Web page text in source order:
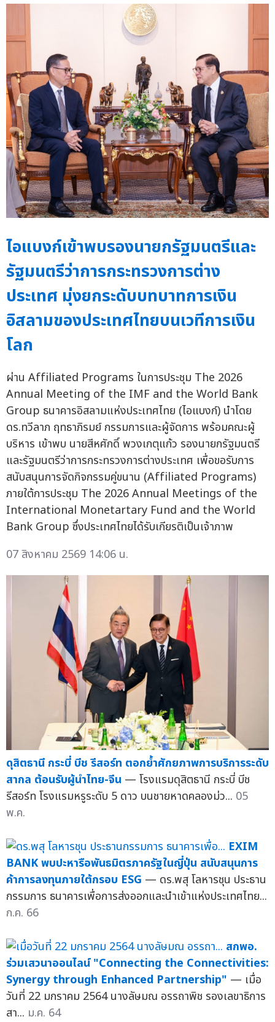
ไอแบงก์เข้าพบรองนายกรัฐมนตรีและ
รัฐมนตรีว่าการกระทรวงการต่าง
ประเทศ มุ่งยกระดับบทบาทการเงิน
อิสลามของประเทศไทยบนเวทีการเงิน
โลก
ผ่าน Affiliated Programs ในการประชุม The 2026
Annual Meeting of the IMF and the World Bank
Group ธนาคารอิสลามแห่งประเทศไทย (ไอแบงก์) นำโดย
ดร.ทวีลาภ ฤทธาภิรมย์ กรรมการและผู้จัดการ พร้อมคณะผู้
บริหาร เข้าพบ นายสีหศักดิ์ พวงเกตุแก้ว รองนายกรัฐมนตรี
และรัฐมนตรีว่าการกระทรวงการต่างประเทศ เพื่อขอรับการ
สนับสนุนการจัดกิจกรรมคู่ขนาน (Affiliated Programs)
ภายใต้การประชุม The 2026 Annual Meetings of the
International Monetartary Fund and the World
Bank Group ซึ่งประเทศไทยได้รับเกียรติเป็นเจ้าภาพ
07 สิงหาคม 2569 14:06 น.
ดุสิตธานี กระบี่ บีช รีสอร์ท ตอกย้ำศักยภาพการบริการระดับ
สากล ต้อนรับผู้นำไทย-จีน — โรงแรมดุสิตธานี กระบี่ บีช
รีสอร์ท โรงแรมหรูระดับ 5 ดาว บนชายหาดคลองม่ว... 05
พ.ค.
EXIM
BANK พบปะหารือพันธมิตรภาครัฐในญี่ปุ่น สนับสนุนการ
ค้าการลงทุนภายใต้กรอบ ESG — ดร.พสุ โลหารชุน ประธาน
กรรมการ ธนาคารเพื่อการส่งออกและนำเข้าแห่งประเทศไทย...
ก.ค. 66
สกพอ.
ร่วมเสวนาออนไลน์ "Connecting the Connectivities:
Synergy through Enhanced Partnership" — เมื่อ
วันที่ 22 มกราคม 2564 นางลัษมณ อรรถาพิช รองเลขาธิการ
สา... ม.ค. 64